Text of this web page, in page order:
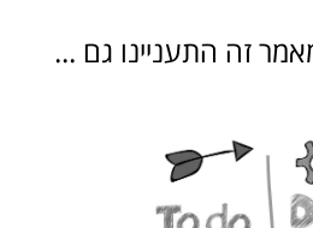
זה התעניינו גם ...